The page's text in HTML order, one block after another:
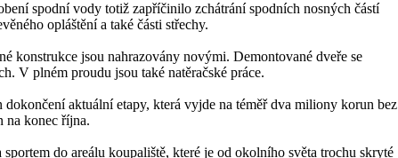
spodní vody totiž zapříčinilo zchátrání spodních nosných částí
opláštění a také části střechy.
konstrukce jsou nahrazovány novými. Demontované dveře se
V plném proudu jsou také natěračské práce.
dokončení aktuální etapy, která vyjde na téměř dva miliony korun bez
na konec října.
sportem do areálu koupaliště, které je od okolního světa trochu skryté